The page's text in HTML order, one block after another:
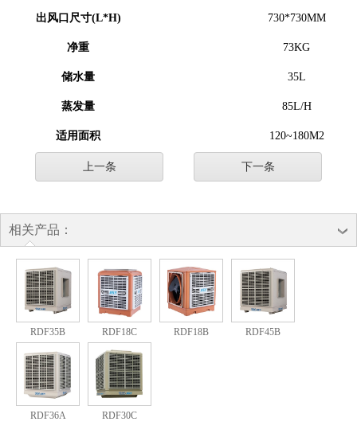
出风口尺寸(L*H) 730*730MM
净重 73KG
储水量 35L
蒸发量 85L/H
适用面积 120~180M2
上一条 下一条
相关产品：
RDF35B RDF18C RDF18B RDF45B
RDF36A RDF30C